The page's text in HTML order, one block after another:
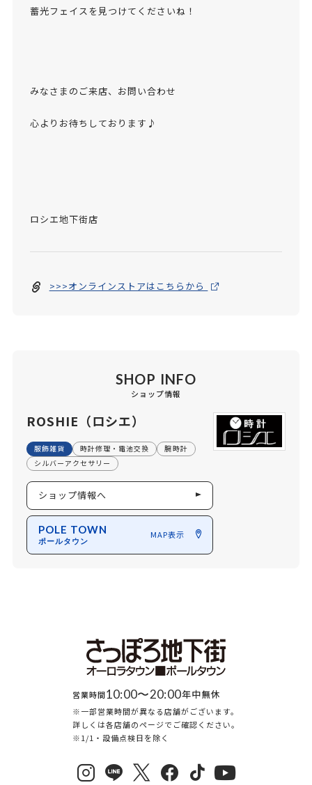
蓄光フェイスを見つけてくださいね！
みなさまのご来店、お問い合わせ
心よりお待ちしております♪
ロシエ地下街店
>>>オンラインストアはこちらから
SHOP INFO
ショップ情報
ROSHIE（ロシエ）
服飾雑貨 時計修理・電池交換
腕時計
シルバーアクセサリー
ショップ情報へ
POLE TOWN
ポールタウン
MAP表示
営業時間10:00〜20:00年中無休
※一部営業時間が異なる店舗がございます。
詳しくは各店舗のページでご確認ください。
※1/1・設備点検日を除く